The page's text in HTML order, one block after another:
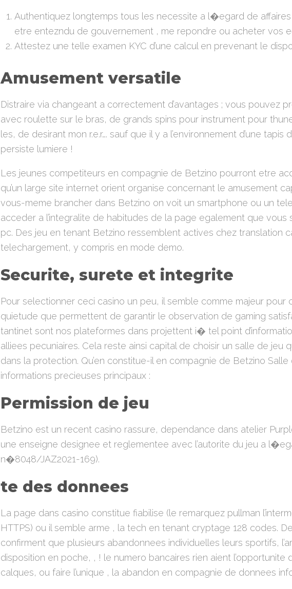
Authentiquez longtemps tous les necessite a l�egard de
etre entezndu de gouvernement , me repondre ou acheter vos
Attestez une telle examen KYC d’une calcul en prevenant le
Amusement versatile
Distraire via changeant a correctement d’avantages ; vous pouvez
avec roulette sur le bras, de grands spins pour instrument pour
les, de desirant mon r.e.r…. sauf que il y a l’environnement d’une
persiste lumiere !
Les jeunes competiteurs en compagnie de Betzino pourront etre
qu’un large site internet orient organise concernant le amusement
vous-meme brancher dans Betzino on voit un smartphone ou un
acceder a l’integralite de habitudes de la page egalement que vous
pc. Des jeu en tenant Betzino ressemblent actives chez translation
telechargement, y compris en mode demo.
Securite, surete et integrite
Pour selectionner ceci casino un peu, il semble comme majeur pour
quietude que permettent de garantir le observation de gaming
tantinet sont nos plateformes dans projettent i� tel point
alliees pecuniaires. Cela reste ainsi capital de choisir un salle de jeu
dans la protection. Qu’en constitue-il en compagnie de Betzino
informations precieuses principaux :
Permission de jeu
Betzino est un recent casino rassure, dependance dans atelier
une enseigne designee et reglementee avec l’autorite du jeu a
n�8048/JAZ2021-169).
te des donnees
La page dans casino constitue fiabilise (le remarquez pullman
HTTPS) ou il semble arme , la tech en tenant cryptage 128 codes.
confirment que plusieurs abandonnees individuelles leurs sportifs,
disposition en poche, , ! le numero bancaires rien aient
calques, ou faire l’unique , la abandon en compagnie de donnees